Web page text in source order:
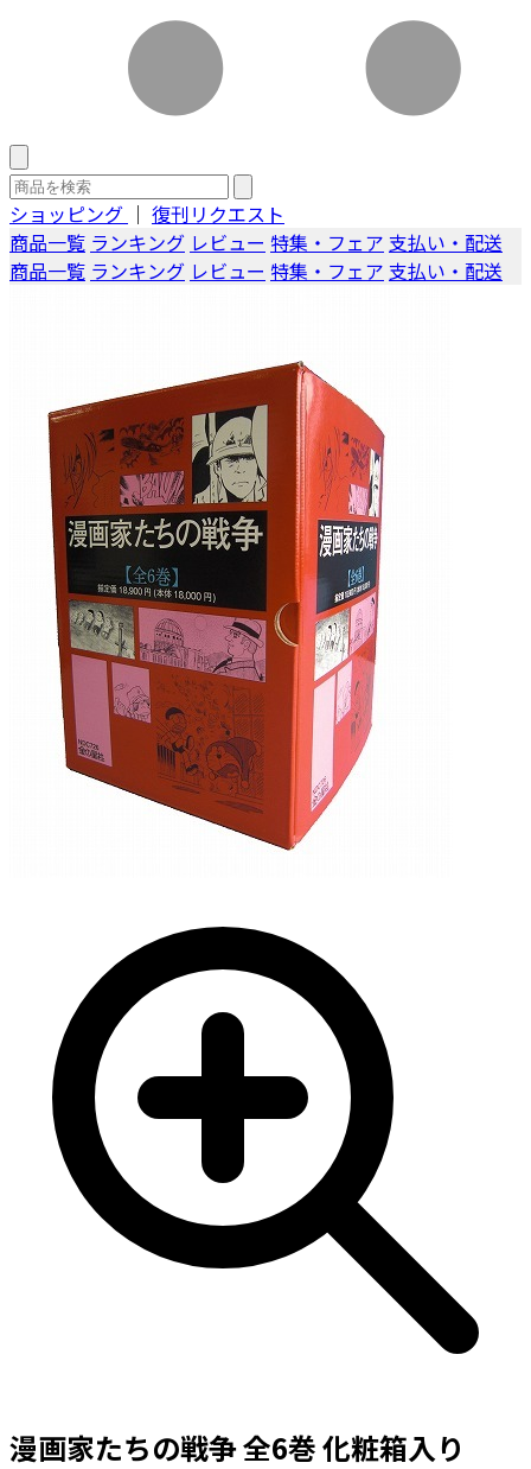
ショッピング ｜ 復刊リクエスト
商品一覧 ランキング レビュー 特集・フェア 支払い・配送
商品一覧 ランキング レビュー 特集・フェア 支払い・配送
漫画家たちの戦争 全6巻 化粧箱入り